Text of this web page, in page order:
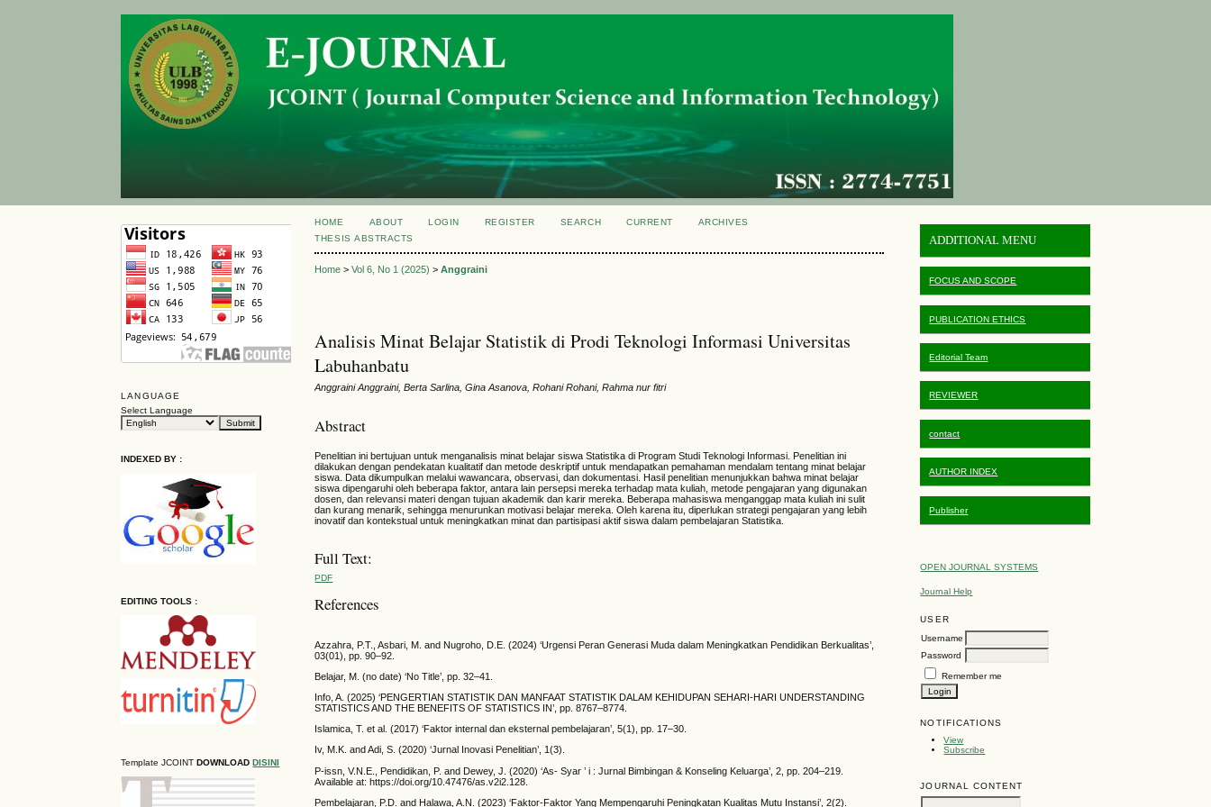
LANGUAGE
Select Language
INDEXED BY :
EDITING TOOLS :
Template JCOINT DOWNLOADDISINI
ADDITIONAL MENU
FOCUS AND SCOPE
PUBLICATION ETHICS
Editorial Team
REVIEWER
contact
AUTHOR INDEX
Publisher
OPEN JOURNAL SYSTEMS
Journal Help
USER
Username
Password
Remember me
NOTIFICATIONS
View
Subscribe
JOURNAL CONTENT
HOME ABOUT LOGIN REGISTER SEARCH CURRENT
ARCHIVES
THESIS ABSTRACTS
Home >Vol 6, No 1 (2025) >Anggraini
Analisis Minat Belajar Statistik di Prodi Teknologi Informasi Universitas
Labuhanbatu
Anggraini Anggraini, Berta Sarlina, Gina Asanova, Rohani Rohani, Rahma nur fitri
Abstract
Penelitian ini bertujuan untuk menganalisis minat belajar siswa Statistika di Program Studi Teknologi Informasi. Penelitian ini
dilakukan dengan pendekatan kualitatif dan metode deskriptif untuk mendapatkan pemahaman mendalam tentang minat belajar
siswa. Data dikumpulkan melalui wawancara, observasi, dan dokumentasi. Hasil penelitian menunjukkan bahwa minat belajar
siswa dipengaruhi oleh beberapa faktor, antara lain persepsi mereka terhadap mata kuliah, metode pengajaran yang digunakan
dosen, dan relevansi materi dengan tujuan akademik dan karir mereka. Beberapa mahasiswa menganggap mata kuliah ini sulit
dan kurang menarik, sehingga menurunkan motivasi belajar mereka. Oleh karena itu, diperlukan strategi pengajaran yang lebih
inovatif dan kontekstual untuk meningkatkan minat dan partisipasi aktif siswa dalam pembelajaran Statistika.
Full Text:
PDF
References
Azzahra, P.T., Asbari, M. and Nugroho, D.E. (2024) ‘Urgensi Peran Generasi Muda dalam Meningkatkan Pendidikan Berkualitas’,
03(01), pp. 90–92.
Belajar, M. (no date) ‘No Title’, pp. 32–41.
Info, A. (2025) ‘PENGERTIAN STATISTIK DAN MANFAAT STATISTIK DALAM KEHIDUPAN SEHARI-HARI UNDERSTANDING
STATISTICS AND THE BENEFITS OF STATISTICS IN’, pp. 8767–8774.
Islamica, T. et al. (2017) ‘Faktor internal dan eksternal pembelajaran’, 5(1), pp. 17–30.
Iv, M.K. and Adi, S. (2020) ‘Jurnal Inovasi Penelitian’, 1(3).
P-issn, V.N.E., Pendidikan, P. and Dewey, J. (2020) ‘As- Syar ’ i : Jurnal Bimbingan & Konseling Keluarga’, 2, pp. 204–219.
Available at: https://doi.org/10.47476/as.v2i2.128.
Pembelajaran, P.D. and Halawa, A.N. (2023) ‘Faktor-Faktor Yang Mempengaruhi Peningkatan Kualitas Mutu Instansi’, 2(2).